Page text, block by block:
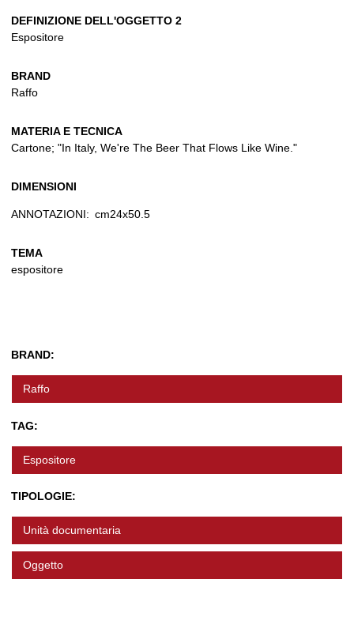
DEFINIZIONE DELL'OGGETTO 2
Espositore
BRAND
Raffo
MATERIA E TECNICA
Cartone; "In Italy, We're The Beer That Flows Like Wine."
DIMENSIONI
ANNOTAZIONI: cm24x50.5
TEMA
espositore
BRAND:
Raffo
TAG:
Espositore
TIPOLOGIE:
Unità documentaria
Oggetto